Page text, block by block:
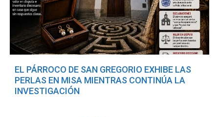
EL PÁRROCO DE SAN GREGORIO EXHIBE LAS
PERLAS EN MISA MIENTRAS CONTINÚA LA
INVESTIGACIÓN